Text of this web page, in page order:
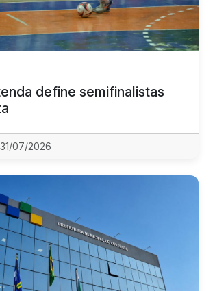
define semifinalistas
07/2026